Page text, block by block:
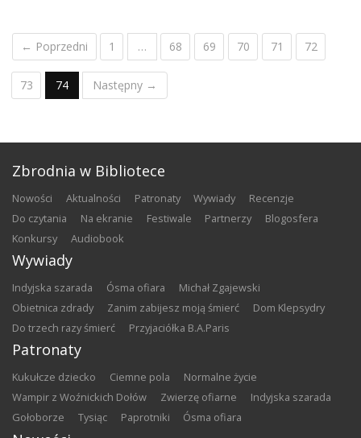
← Poprzedni 1 … 68 69 70 71 72
73 74 Następny →
Zbrodnia w Bibliotece
nowości aktualności patronaty wywiady
recenzje
do czytania
na ekranie festiwale partnerzy
blogosfera
konkursy
audiobook
Wywiady
Indyjska szarada Ósma ofiara
Michał Zgajewski
Obietnica zdrady
Zanim zabijesz moją śmierć
Dom Klepsydry
Do trzech razy śmierć
Przyjaciółka B.A.Paris
Patronaty
Kukułcze dziecko Ciemne pola
Normalne życie
Wampir z Woźnickich Dołów
Zwierzę ofiarne
Indyjska szarada
Gołoborze
Tysiąc Paprotniki Ósma ofiara